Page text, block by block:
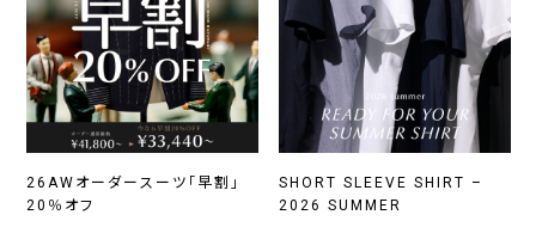
26AWオーダースーツ「早割」
20％オフ
SHORT SLEEVE SHIRT –
2026 SUMMER